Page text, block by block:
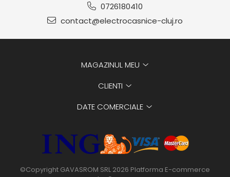
0726180410
contact@electrocasnice-cluj.ro
MAGAZINUL MEU
CLIENTI
DATE COMERCIALE
©Copyright GAVASROM SRL 2026 Platforma E-commerce